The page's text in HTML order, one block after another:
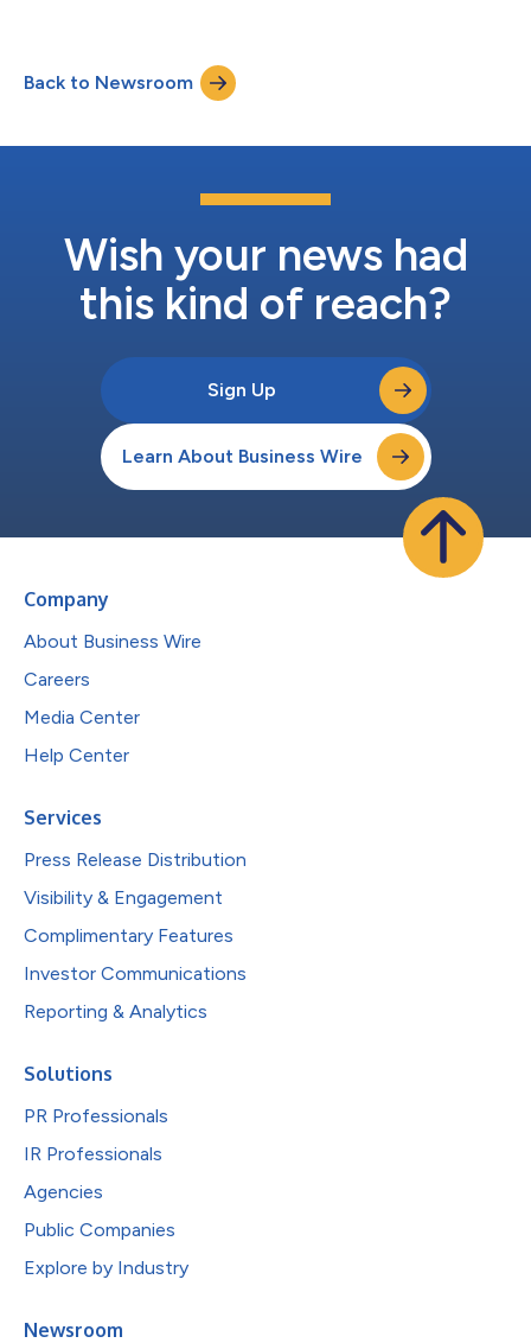
地圖和應用程式中視覺化和分析營運資料（如事件、授權、設施及
工單），也可以在ServiceNow內部由ArcGIS驅動的地圖上對其進
行視覺化處理。使用者可以在兩個平台之間共用資料而無需重複，
整合方案包含兩個組件：Connector for ServiceNow，可將
ServiceNow，可在ServiceNow AI平台內啟用ArcGIS功能。藉助
Connector for ServiceNow，ArcGIS使用者可以將ServiceNow資
Back to Newsroom
Wish your news had
this kind of reach?
Sign Up
Learn About Business Wire
Company
About Business Wire
Careers
Media Center
Help Center
Services
Press Release Distribution
Visibility & Engagement
Complimentary Features
Investor Communications
Reporting & Analytics
Solutions
PR Professionals
IR Professionals
Agencies
Public Companies
Explore by Industry
Newsroom